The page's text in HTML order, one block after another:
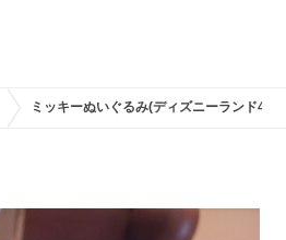
ミッキーぬいぐるみ(ディズニーランド43周